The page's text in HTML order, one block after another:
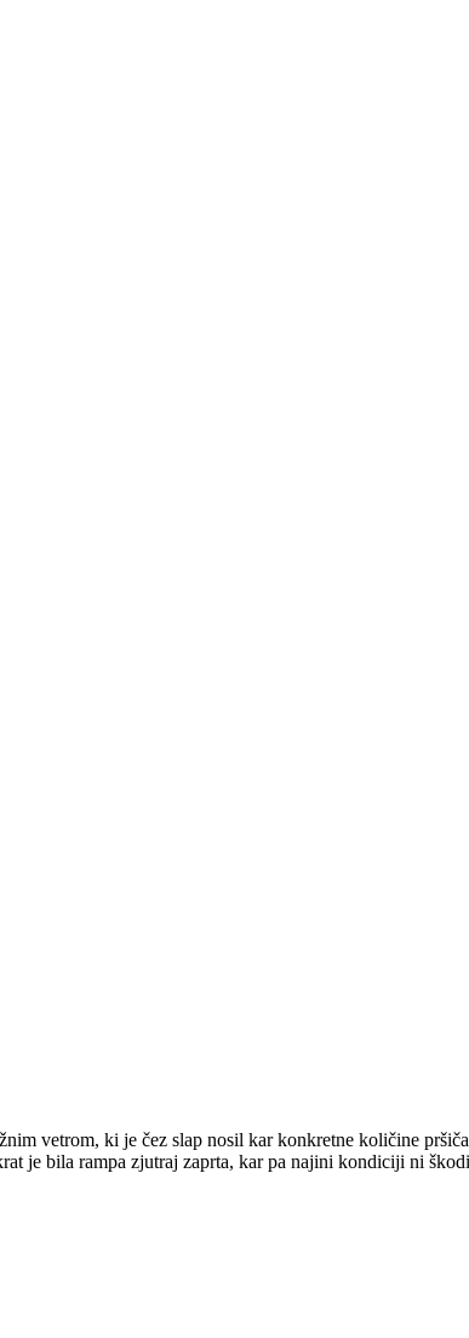
vetrom, ki je čez slap nosil kar konkretne količine
je bila rampa zjutraj zaprta, kar pa najini kondiciji ni